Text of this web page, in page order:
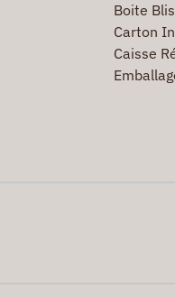
Boite
Carton
Caisse